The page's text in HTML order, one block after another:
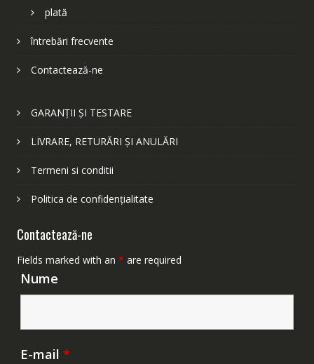
plată
întrebări frecvente
Contactează-ne
GARANȚII ȘI TESTARE
LIVRARE, RETURĂRI ȘI ANULĂRI
Termeni si conditii
Politica de confidențialitate
Contactează-ne
Fields marked with an * are required
Nume
E-mail *